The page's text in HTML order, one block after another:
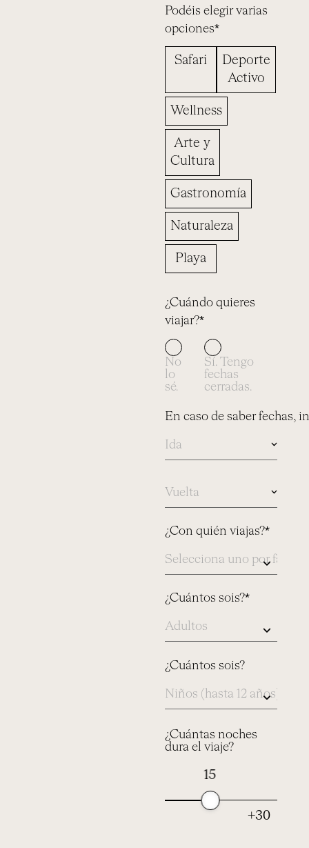
Podéis elegir varias
opciones*
Safari
Deporte
Activo
Wellness
Arte y
Cultura
Gastronomía
Naturaleza
Playa
¿Cuándo quieres
viajar?*
No
lo
sé.
Sí. Tengo
fechas
cerradas.
En caso de saber fechas,
caso
de
fechas,
aqui
¿Con quién viajas?*
¿Cuántos sois?*
¿Cuántos sois?
¿Cuántas noches
dura el viaje?
15
+30